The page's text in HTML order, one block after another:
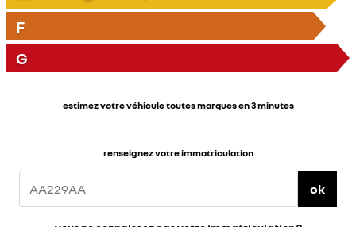
F
G
estimez votre véhicule toutes marques en 3 minutes
renseignez votre immatriculation
ok